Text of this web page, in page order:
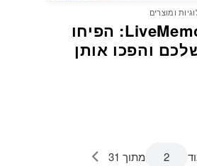
ומוצרים
הכירו את LiveMemory™‎: הפיחו
והפכו אותן
מתוך 31